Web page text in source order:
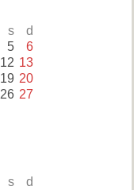
s d
5 6
12 13
19 20
26 27
s d